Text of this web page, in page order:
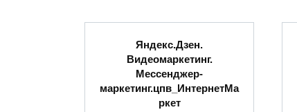
Яндекс.Дзен.
Видеомаркетинг.
Мессенджер-
маркетинг.цпв_ИнтернетМа
ркет